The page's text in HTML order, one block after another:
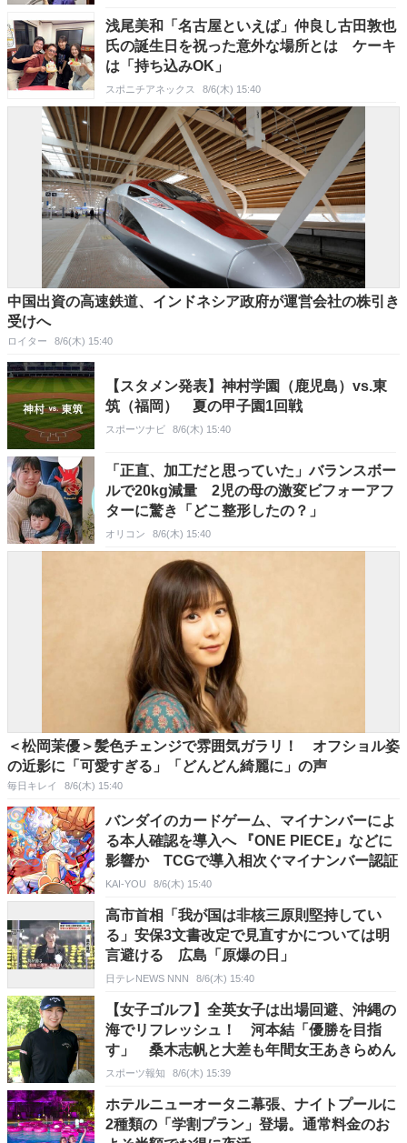
浅尾美和「名古屋といえば」仲良し古田敦也
氏の誕生日を祝った意外な場所とは ケーキ
は「持ち込みOK」
スポニチアネックス 8/6(木) 15:40
中国出資の高速鉄道、インドネシア政府が運営会社の株引き
受けへ
ロイター 8/6(木) 15:40
【スタメン発表】神村学園（鹿児島）vs.東
筑（福岡） 夏の甲子園1回戦
スポーツナビ 8/6(木) 15:40
「正直、加工だと思っていた」バランスボー
ルで20kg減量 2児の母の激変ビフォーアフ
ターに驚き「どこ整形したの？」
オリコン 8/6(木) 15:40
＜松岡茉優＞髪色チェンジで雰囲気ガラリ！ オフショル姿
の近影に「可愛すぎる」「どんどん綺麗に」の声
毎日キレイ 8/6(木) 15:40
バンダイのカードゲーム、マイナンバーによ
る本人確認を導入へ 『ONE PIECE』などに
影響か TCGで導入相次ぐマイナンバー認証
KAI-YOU 8/6(木) 15:40
高市首相「我が国は非核三原則堅持してい
る」安保3文書改定で見直すかについては明
言避ける 広島「原爆の日」
日テレNEWS NNN 8/6(木) 15:40
【女子ゴルフ】全英女子は出場回避、沖縄の
海でリフレッシュ！ 河本結「優勝を目指
す」 桑木志帆と大差も年間女王あきらめん
スポーツ報知 8/6(木) 15:39
ホテルニューオータニ幕張、ナイトプールに
2種類の「学割プラン」登場。通常料金のお